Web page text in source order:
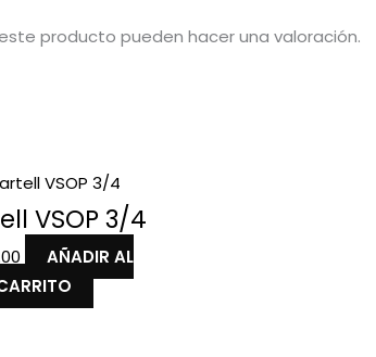
producto pueden hacer una valoración.
VSOP 3/4
AÑADIR AL